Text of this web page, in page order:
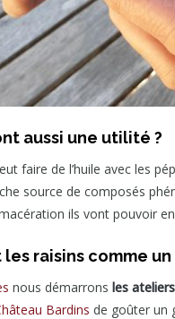
aussi une utilité ?
faire de l’huile avec les
source de composés
ils vont pouvoir
raisins comme
nous démarrons les
Bardins de goûter un